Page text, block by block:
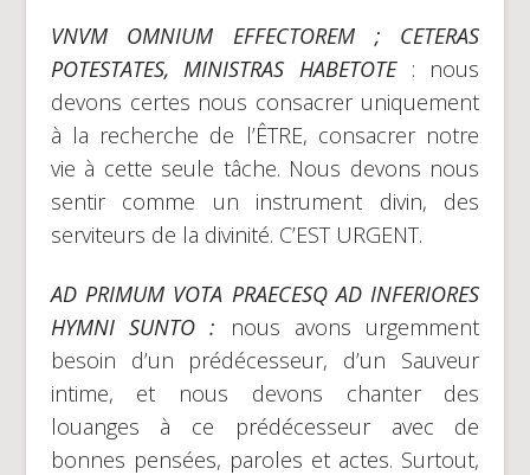
VNVM OMNIUM EFFECTOREM ; CETERAS
POTESTATES, MINISTRAS HABETOTE : nous
devons certes nous consacrer uniquement
à la recherche de l’ÊTRE, consacrer notre
vie à cette seule tâche. Nous devons nous
sentir comme un instrument divin, des
serviteurs de la divinité. C’EST URGENT.
AD PRIMUM VOTA PRAECESQ AD INFERIORES
HYMNI SUNTO : nous avons urgemment
besoin d’un prédécesseur, d’un Sauveur
intime, et nous devons chanter des
louanges à ce prédécesseur avec de
bonnes pensées, paroles et actes. Surtout,